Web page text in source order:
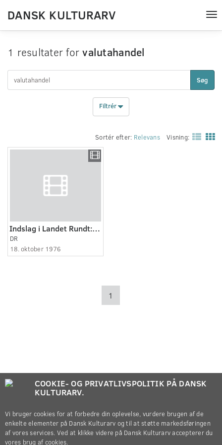
DANSK KULTURARV
1 resultater forvalutahandel
Søg
Filtrér
Sortér efter: Relevans Visning:
Indslag i Landet Rundt: Valuta
DR
18. oktober 1976
1
COOKIE- OG PRIVATLIVSPOLITIK PÅ DANSK
KULTURARV.
Vi bruger cookies for at forbedre din oplevelse, vurdere brugen af de
enkelte elementer på Dansk Kulturarv og til at støtte markedsføringen
af vores services. Ved at klikke videre på Dansk Kulturarv accepterer du
vores brug af cookies.